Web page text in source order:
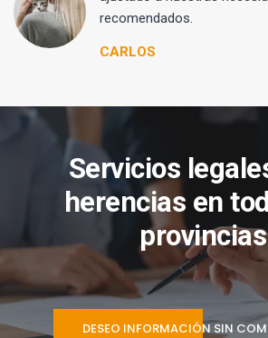
recomendados.
CARLOS
Servicios
herencias en
provincias
DESEO INFORMACIÓN SIN